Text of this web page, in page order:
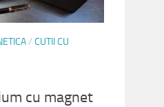
/ CUTII CU
cu magnet